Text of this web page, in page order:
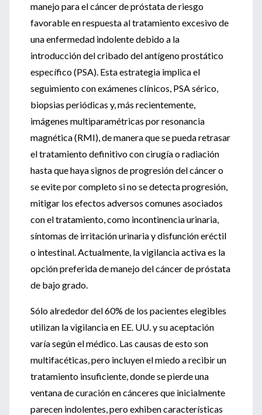
manejo para el cáncer de próstata de riesgo
favorable en respuesta al tratamiento excesivo de
una enfermedad indolente debido a la
introducción del cribado del antígeno prostático
específico (PSA). Esta estrategia implica el
seguimiento con exámenes clínicos, PSA sérico,
biopsias periódicas y, más recientemente,
imágenes multiparamétricas por resonancia
magnética (RMI), de manera que se pueda retrasar
el tratamiento definitivo con cirugía o radiación
hasta que haya signos de progresión del cáncer o
se evite por completo si no se detecta progresión,
mitigar los efectos adversos comunes asociados
con el tratamiento, como incontinencia urinaria,
síntomas de irritación urinaria y disfunción eréctil
o intestinal. Actualmente, la vigilancia activa es la
opción preferida de manejo del cáncer de próstata
de bajo grado.
Sólo alrededor del 60% de los pacientes elegibles
utilizan la vigilancia en EE. UU. y su aceptación
varía según el médico. Las causas de esto son
multifacéticas, pero incluyen el miedo a recibir un
tratamiento insuficiente, donde se pierde una
ventana de curación en cánceres que inicialmente
parecen indolentes, pero exhiben características